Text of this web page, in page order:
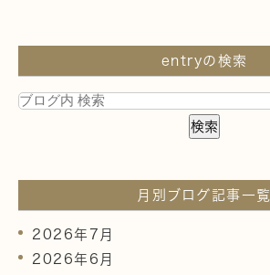
entryの検索
月別ブログ記事一覧
2026年7月
2026年6月